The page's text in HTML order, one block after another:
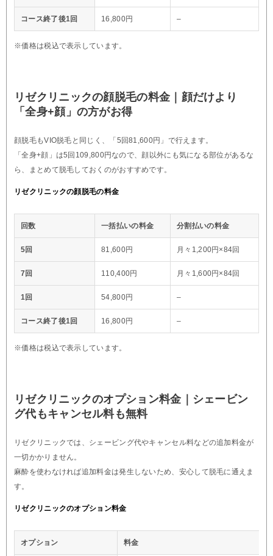
コース終了後1回 16,800円 –
※価格は税込で表示しています。
リゼクリニックの顔脱毛の料金｜顔だけより
「全身+顔」の方がお得
顔脱毛もVIO脱毛と同じく、「5回81,600円」で行えます。
「全身+顔」は5回109,800円なので、顔以外にも気になる部位があるな
ら、まとめて脱毛しておくのがおすすめです。
リゼクリニックの顔脱毛の料金
回数 一括払いの料金 分割払いの料金
5回 81,600円 月々1,200円×84回
7回 110,400円 月々1,600円×84回
1回 54,800円 –
コース終了後1回 16,800円 –
※価格は税込で表示しています。
リゼクリニックのオプション料金｜シェービン
グ代もキャンセル料も無料
リゼクリニックでは、シェービング代やキャンセル料などの追加料金が
一切かかりません。
麻酔を使わなければ追加料金は発生しないため、安心して脱毛に通えま
す。
リゼクリニックのオプション料金
オプション 料金